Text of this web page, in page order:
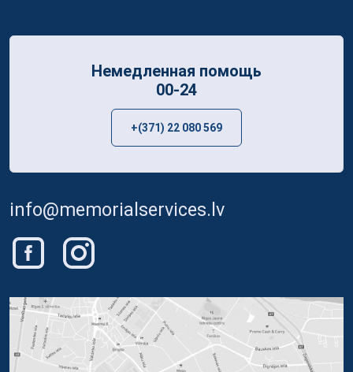
Немедленная помощь
00-24
+(371) 22 080 569
info@memorialservices.lv